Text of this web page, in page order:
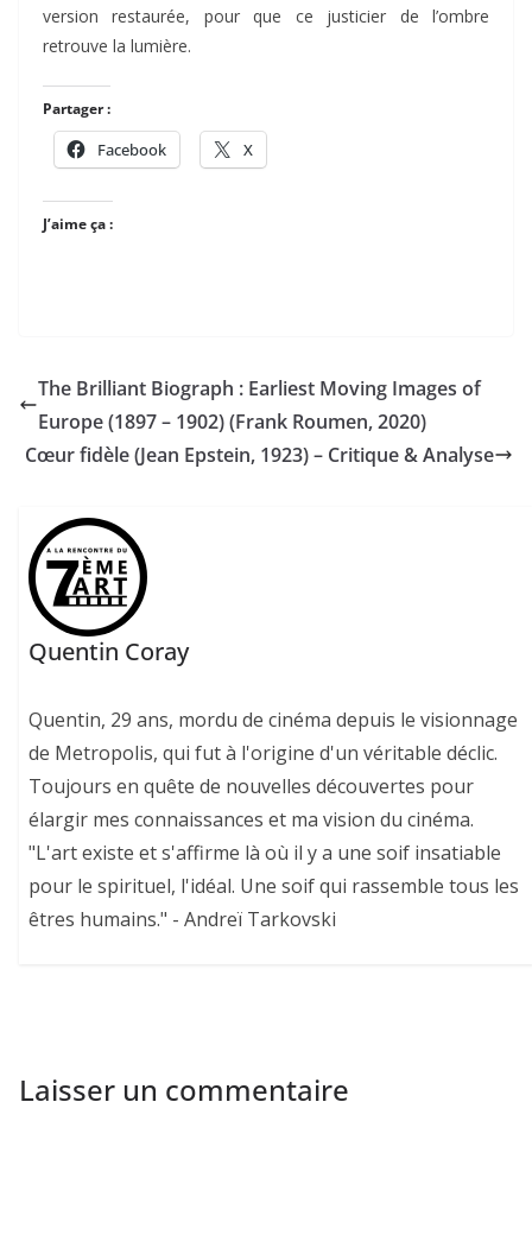
version restaurée, pour que ce justicier de l’ombre
retrouve la lumière.
Partager :
Facebook X
J’aime ça :
The Brilliant Biograph : Earliest Moving Images of
Europe (1897 – 1902) (Frank Roumen, 2020)
Cœur fidèle (Jean Epstein, 1923) – Critique & Analyse
Quentin Coray
Quentin, 29 ans, mordu de cinéma depuis le visionnage
de Metropolis, qui fut à l'origine d'un véritable déclic.
Toujours en quête de nouvelles découvertes pour
élargir mes connaissances et ma vision du cinéma.
"L'art existe et s'affirme là où il y a une soif insatiable
pour le spirituel, l'idéal. Une soif qui rassemble tous les
êtres humains." - Andreï Tarkovski
Laisser un commentaire